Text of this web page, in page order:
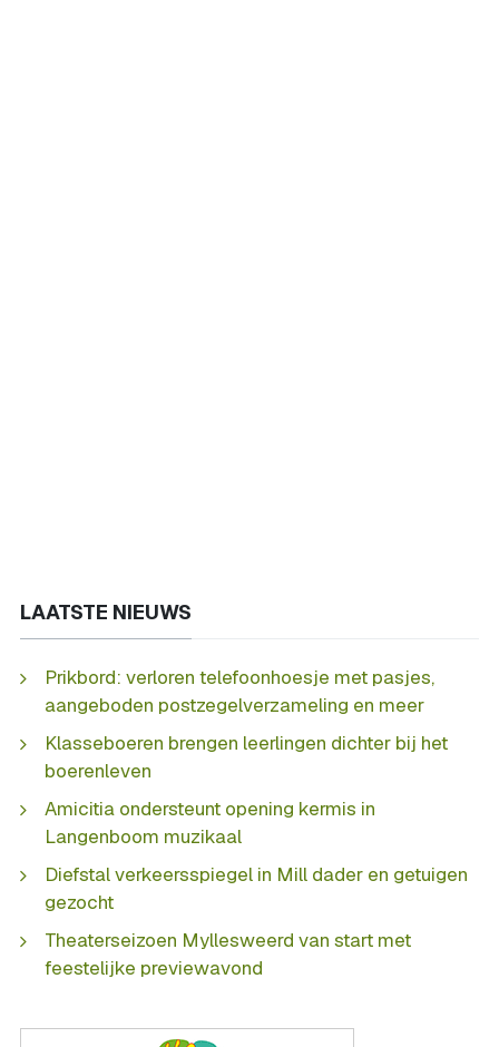
LAATSTE NIEUWS
Prikbord: verloren telefoonhoesje met pasjes,
aangeboden postzegelverzameling en meer
Klasseboeren brengen leerlingen dichter bij het
boerenleven
Amicitia ondersteunt opening kermis in
Langenboom muzikaal
Diefstal verkeersspiegel in Mill dader en getuigen
gezocht
Theaterseizoen Myllesweerd van start met
feestelijke previewavond